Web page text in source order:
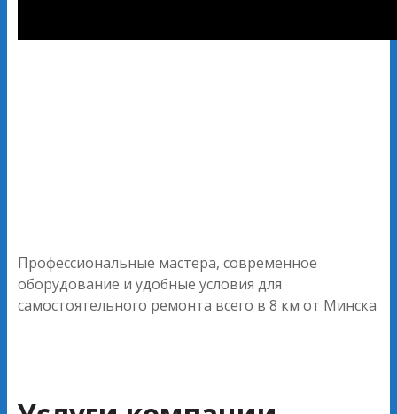
Профессиональные мастера, современное
оборудование и удобные условия для
самостоятельного ремонта всего в 8 км от Минска